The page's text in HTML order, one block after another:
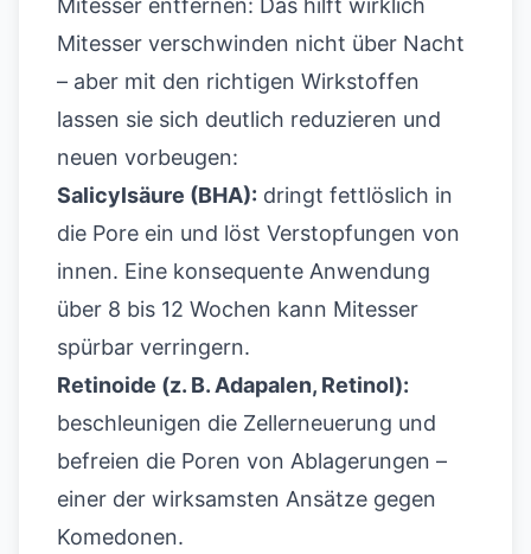
Mitesser entfernen: Das hilft wirklich
Mitesser verschwinden nicht über Nacht
– aber mit den richtigen Wirkstoffen
lassen sie sich deutlich reduzieren und
neuen vorbeugen:
Salicylsäure (BHA): dringt fettlöslich in
die Pore ein und löst Verstopfungen von
innen. Eine konsequente Anwendung
über 8 bis 12 Wochen kann Mitesser
spürbar verringern.
Retinoide (z. B. Adapalen, Retinol):
beschleunigen die Zellerneuerung und
befreien die Poren von Ablagerungen –
einer der wirksamsten Ansätze gegen
Komedonen.